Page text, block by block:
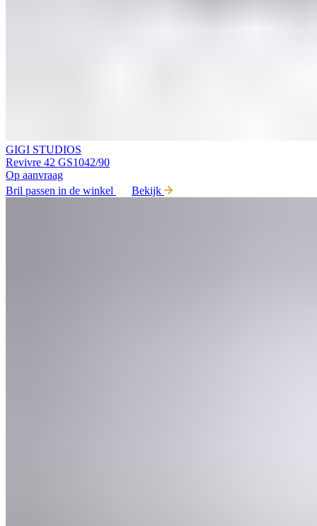
GIGI STUDIOS
Revivre 42 GS1042/90
Op aanvraag
Bril passen in de winkel
Bekijk